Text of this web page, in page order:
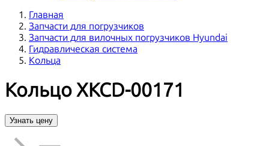
Главная
Запчасти для погрузчиков
Запчасти для вилочных погрузчиков Hyundai
Гидравлическая система
Кольца
Кольцо XKCD-00171
Узнать цену